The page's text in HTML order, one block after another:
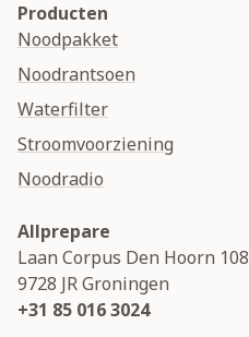
Producten
Noodpakket
Noodrantsoen
Waterfilter
Stroomvoorziening
Noodradio
Allprepare
Laan Corpus Den Hoorn 108
9728 JRGroningen
+31 85 016 3024